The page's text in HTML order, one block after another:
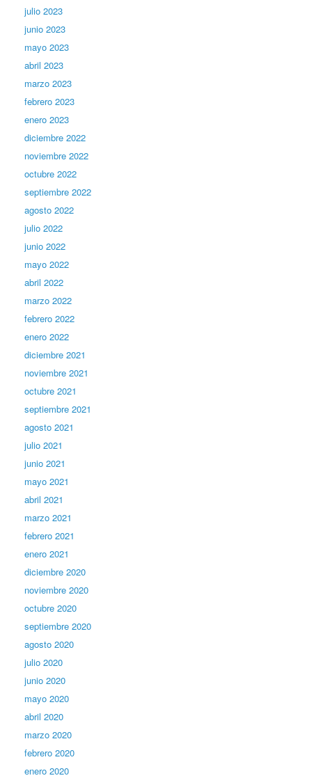
julio 2023
junio 2023
mayo 2023
abril 2023
marzo 2023
febrero 2023
enero 2023
diciembre 2022
noviembre 2022
octubre 2022
septiembre 2022
agosto 2022
julio 2022
junio 2022
mayo 2022
abril 2022
marzo 2022
febrero 2022
enero 2022
diciembre 2021
noviembre 2021
octubre 2021
septiembre 2021
agosto 2021
julio 2021
junio 2021
mayo 2021
abril 2021
marzo 2021
febrero 2021
enero 2021
diciembre 2020
noviembre 2020
octubre 2020
septiembre 2020
agosto 2020
julio 2020
junio 2020
mayo 2020
abril 2020
marzo 2020
febrero 2020
enero 2020